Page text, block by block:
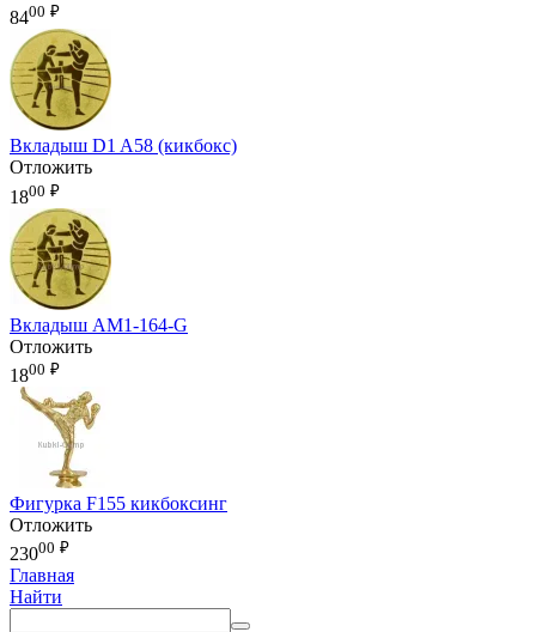
8400 ₽
Вкладыш D1 A58 (кикбокс)
Отложить
1800 ₽
Вкладыш AM1-164-G
Отложить
1800 ₽
Фигурка F155 кикбоксинг
Отложить
23000 ₽
Главная
Найти